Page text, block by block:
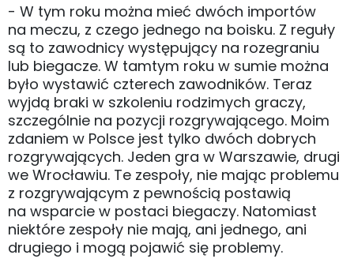
- W tym roku można mieć dwóch importów
na meczu, z czego jednego na boisku. Z reguły
są to zawodnicy występujący na rozegraniu
lub biegacze. W tamtym roku w sumie można
było wystawić czterech zawodników. Teraz
wyjdą braki w szkoleniu rodzimych graczy,
szczególnie na pozycji rozgrywającego. Moim
zdaniem w Polsce jest tylko dwóch dobrych
rozgrywających. Jeden gra w Warszawie, drugi
we Wrocławiu. Te zespoły, nie mając problemu
z rozgrywającym z pewnością postawią
na wsparcie w postaci biegaczy. Natomiast
niektóre zespoły nie mają, ani jednego, ani
drugiego i mogą pojawić się problemy.